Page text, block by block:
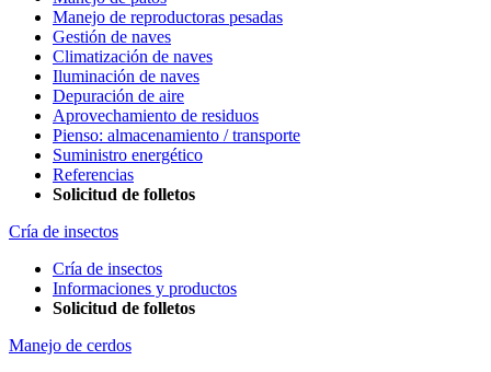
Manejo de reproductoras pesadas
Gestión de naves
Climatización de naves
Iluminación de naves
Depuración de aire
Aprovechamiento de residuos
Pienso: almacenamiento / transporte
Suministro energético
Referencias
Solicitud de folletos
Cría de insectos
Cría de insectos
Informaciones y productos
Solicitud de folletos
Manejo de cerdos